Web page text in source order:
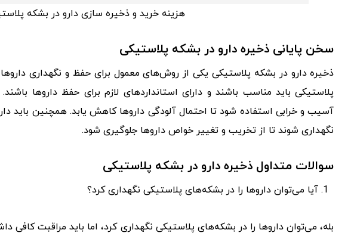
هزینه خرید و ذخیره سازی دارو در بشکه
سخن پایانی ذخیره دارو در بشکه پلاستیکی
ذخیره دارو در بشکه پلاستیکی یکی از روش‌های معمول برای حفظ و نگهداری
پلاستیکی باید مناسب باشند و دارای استانداردهای لازم برای حفظ داروها
آسیب و خرابی استفاده شود تا احتمال آلودگی داروها کاهش یابد. همچنین باید
نگهداری شوند تا از تخریب و تغییر خواص داروها جلوگیری شود.
سوالات متداول ذخیره دارو در بشکه پلاستیکی
آیا می‌توان داروها را در بشکه‌های پلاستیکی نگهداری کرد؟
بله، می‌توان داروها را در بشکه‌های پلاستیکی نگهداری کرد، اما باید مراقبت کافی